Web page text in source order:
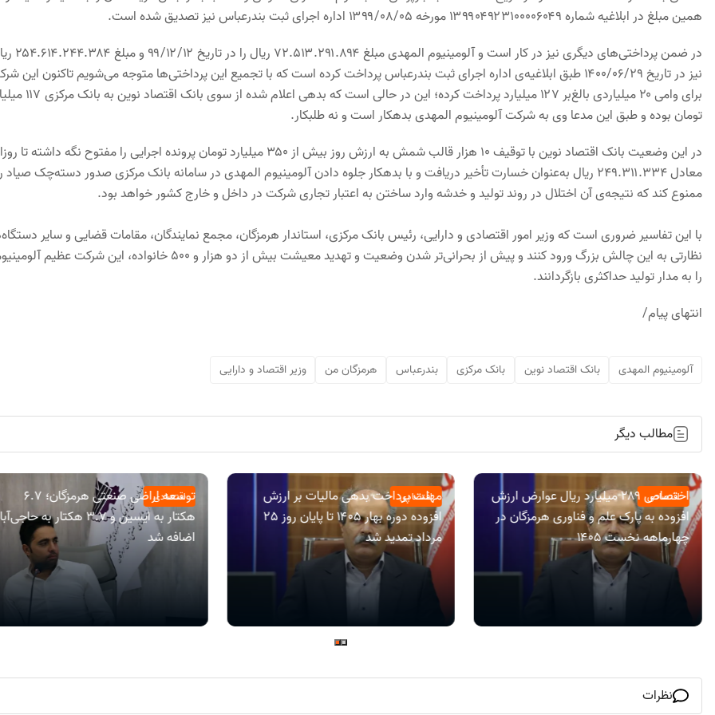
همین مبلغ در ابلاغیه شماره ۱۳۹۹۰۴۹۲۳۱۰۰۰۰۶۰۴۹ مورخه ۱۳۹۹/۰۸/۰۵ اداره اجرای ثبت بندرعباس نیز تصدیق شده است.
در ضمن پرداختی‌های دیگری نیز در
نیز در تاریخ ۱۴۰۰/۰۶/۲۹ طبق ابلاغیه‌ی اداره اجرای ثبت بندرعباس پرداخت کرده است که با تجمیع این پرداختی‌ها متوجه می‌شویم تاکنون این
برای وامی ۲۰ میلیاردی بالغ‌بر ۱۲۷ میلیارد پرداخت کرده؛ این در حالی است که
تومان بوده و طبق این مدعا وی به شرکت آلومینیوم المهدی بدهکار است و نه طلبکار.
در این وضعیت بانک اقتصاد نوین با توقیف ۱۰ هزار قالب شمش به ارزش روز بیش از ۳۵۰ میلیارد تومان پرونده اجرایی را مفتوح نگه داشته تا
معادل ۲۴۹.۳۱۱.۳۳۴ ریال به‌عنوان خسارت تأخیر دریافت و با بدهکار جلوه دادن آلومینیوم المهدی در سامانه بانک مرکزی صدور دسته‌چک صیاد
ممنوع کند که نتیجه‌ی آن اختلال در روند تولید و خدشه وارد ساختن به اعتبار تجاری شرکت در داخل و خارج کشور خواهد بود.
با این تفاسیر ضروری است که وزیر امور اقتصادی و دارایی، رئیس بانک مرکزی، استاندار هرمزگان، مجمع نمایندگان، مقامات قضایی و سایر
نظارتی به این چالش بزرگ ورود کنند و پیش از بحرانی‌تر شدن وضعیت و تهدید معیشت بیش از دو هزار و ۵۰۰ خانواده، این شرکت
را به مدار تولید حداکثری بازگردانند.
انتهای پیام/
آلومینیوم المهدی بانک اقتصاد نوین بانک مرکزی بندرعباس هرمزگان من وزیر اقتصاد و دارایی
مطالب دیگر
اقتصادی
توسعه اراضی صنعتی هرمزگان؛ ۶.۷
هکتار به ایسین و ۳.۷ هکتار به
اضافه شد
اقتصادی
مهلت پرداخت بدهی مالیات بر ارزش
افزوده دوره بهار ۱۴۰۵ تا پایان روز 25
مرداد تمدید شد
اقتصادی
اختصاص ۲۸۹ میلیارد ریال عوارض ارزش
افزوده به پارک علم و فناوری هرمزگان در
چهارماهه نخست ۱۴۰۵
نظرات